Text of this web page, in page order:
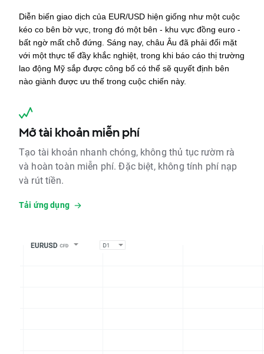
Diễn biến giao dịch của EUR/USD hiện giống như một cuộc
kéo co bên bờ vực, trong đó một bên - khu vực đồng euro -
bất ngờ mất chỗ đứng. Sáng nay, châu Âu đã phải đối mặt
với một thực tế đầy khắc nghiệt, trong khi báo cáo thị trường
lao động Mỹ sắp được công bố có thể sẽ quyết định bên
nào giành được ưu thế trong cuộc chiến này.
Mở tài khoản miễn phí
Tạo tài khoản nhanh chóng, không thủ tục rườm rà
và hoàn toàn miễn phí. Đặc biệt, không tính phí nạp
và rút tiền.
Tải ứng dụng